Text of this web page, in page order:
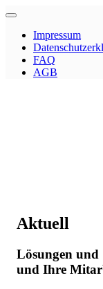
Impressum
FAQ
AGB
Aktuell
Lösungen und
und Ihre